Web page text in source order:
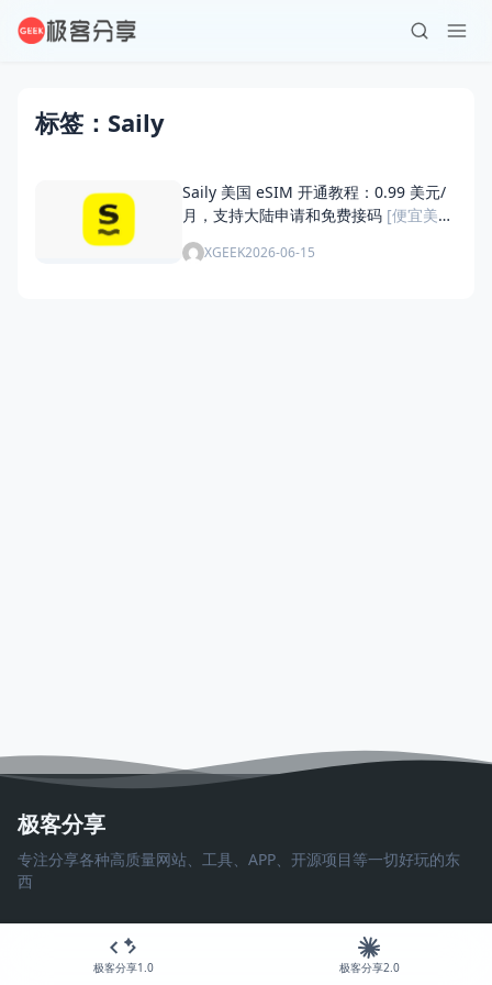
标签：Saily
Saily 美国 eSIM 开通教程：0.99 美元/
月，支持大陆申请和免费接码 [便宜美国
手机号接码方案]
XGEEK2026-06-15
极客分享
专注分享各种高质量网站、工具、APP、开源项目等一切好玩的东
西
极客分享1.0 极客分享2.0